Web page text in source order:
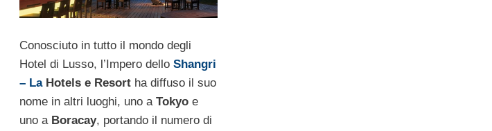
Conosciuto in tutto il mondo degli
Hotel di Lusso, l’Impero dello Shangri
– LaHotels e Resortha diffuso il suo
nome in altri luoghi, uno a Tokyoe
uno a Boracay, portando il numero di